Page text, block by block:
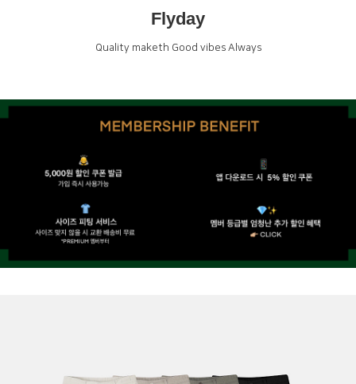
Flyday
Quality maketh Good vibes Always